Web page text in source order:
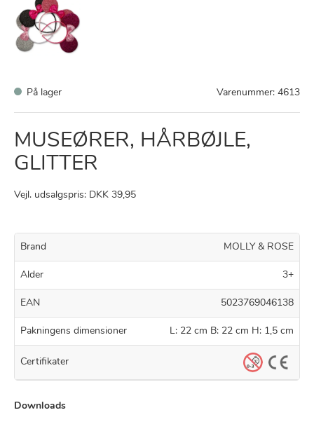
På lager Varenummer: 4613
MUSEØRER, HÅRBØJLE,
GLITTER
Vejl. udsalgspris: DKK 39,95
Brand MOLLY & ROSE
Alder 3+
EAN 5023769046138
Pakningens dimensioner L: 22 cm B: 22 cm H: 1,5 cm
Certifikater
Downloads